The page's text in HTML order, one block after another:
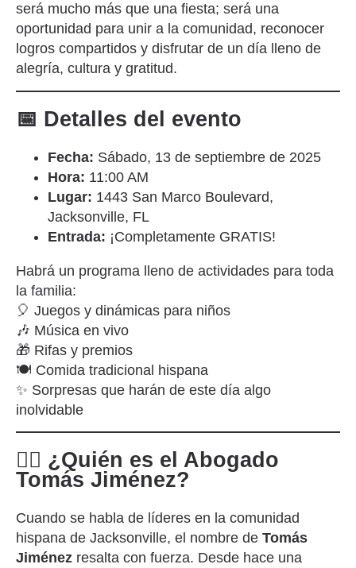
será mucho más que una fiesta; será una
oportunidad para unir a la comunidad, reconocer
logros compartidos y disfrutar de un día lleno de
alegría, cultura y gratitud.
📅 Detalles del evento
Fecha: Sábado, 13 de septiembre de 2025
Hora: 11:00 AM
Lugar: 1443 San Marco Boulevard,
Jacksonville, FL
Entrada: ¡Completamente GRATIS!
Habrá un programa lleno de actividades para toda
la familia:
🎈 Juegos y dinámicas para niños
🎶 Música en vivo
🎁 Rifas y premios
🍽 Comida tradicional hispana
✨ Sorpresas que harán de este día algo
inolvidable
👨‍⚖️ ¿Quién es el Abogado
Tomás Jiménez?
Cuando se habla de líderes en la comunidad
hispana de Jacksonville, el nombre de Tomás
Jiménez resalta con fuerza. Desde hace una